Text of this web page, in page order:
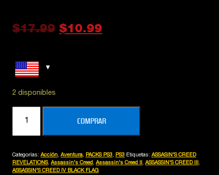
$17.99 $10.99
2 disponibles
PACK
COLLECTION
CREED
cantidad
COMPRAR
Categorías: Acción, Aventura, PACKS PS3, PS3 Etiquetas: ASSASIN'S CREED
REVELATIONS, Assassin's Creed , Assassin's Creed II , ASSASSIN'S CREED III ,
ASSASSIN'S CREED IV BLACK FLAG